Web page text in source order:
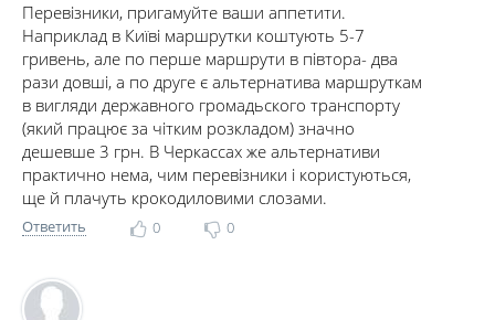
Перевізники, пригамуйте ваши аппетити.
Наприклад в Київі маршрутки коштують 5-7
гривень, але по перше маршрути в півтора- два
рази довші, а по друге є альтернатива маршруткам
в вигляди державного громадьского транспорту
(який працює за чітким розкладом) значно
дешевше 3 грн. В Черкассах же альтернативи
практично нема, чим перевізники і користуються,
ще й плачуть крокодиловими слозами.
Ответить 0 0